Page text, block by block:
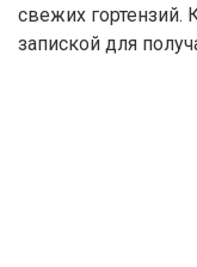
свежих гортензий.
запиской для